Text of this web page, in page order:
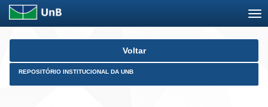
Skip
Voltar
REPOSITÓRIO INSTITUCIONAL DA UNB